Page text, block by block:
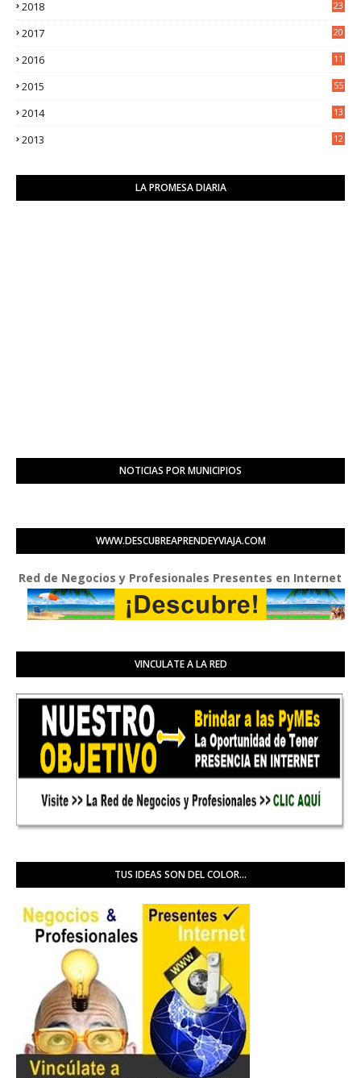
2018
23
2017
20
2016
11
2015 55
2014
13
2013
12
LA PROMESA DIARIA
NOTICIAS POR MUNICIPIOS
WWW.DESCUBREAPRENDEYVIAJA.COM
Negocios y Profesionales Presentes en Internet
VINCULATE A LA RED
TUS IDEAS SON DEL COLOR...